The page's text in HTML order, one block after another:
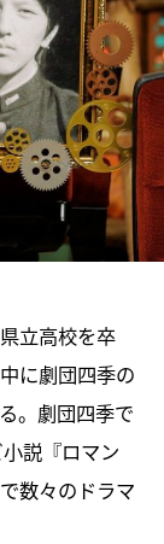
立高校を卒
に劇団四季の
。劇団四季で
説『ロマン
数々のドラマ